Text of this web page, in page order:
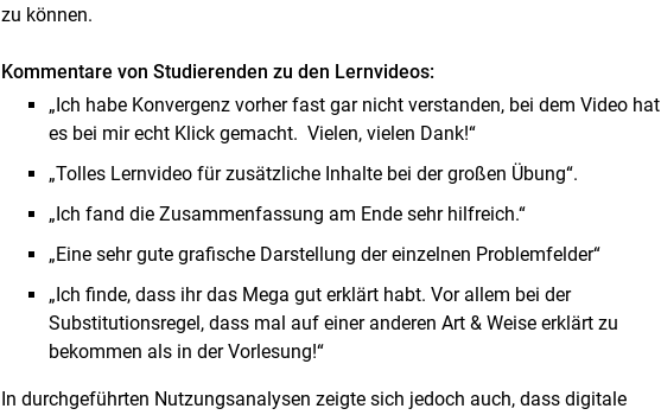
zu können.
Kommentare von Studierenden zu den Lernvideos:
„Ich habe Konvergenz vorher fast gar nicht verstanden, bei dem Video hat
es bei mir echt Klick gemacht. Vielen, vielen Dank!“
„Tolles Lernvideo für zusätzliche Inhalte bei der großen Übung“.
„Ich fand die Zusammenfassung am Ende sehr hilfreich.“
„Eine sehr gute grafische Darstellung der einzelnen Problemfelder“
„Ich finde, dass ihr das Mega gut erklärt habt. Vor allem bei der
Substitutionsregel, dass mal auf einer anderen Art & Weise erklärt zu
bekommen als in der Vorlesung!“
In durchgeführten Nutzungsanalysen zeigte sich jedoch auch, dass digitale